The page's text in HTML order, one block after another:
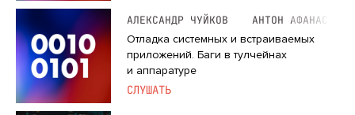
АЛЕКСАНДР ЧУЙКОВ
АНТОН АФАНАСЬЕВ
Отладка системных и встраиваемых
приложений. Баги в тулчейнах
и аппаратуре
СЛУШАТЬ